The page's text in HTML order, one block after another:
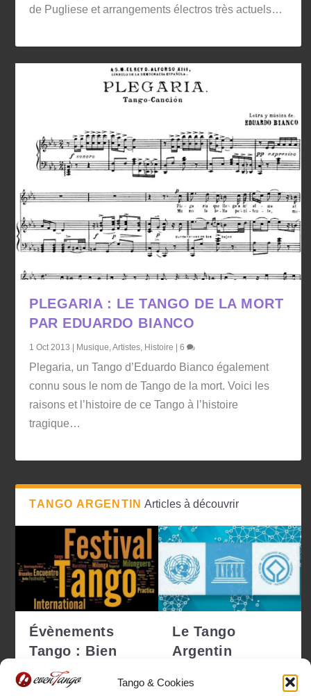
Tango & Cookies
de Pugliese et arrangements électros très actuels…
PLEGARIA : LE TANGO DE LA MORT
PAR EDUARDO BIANCO
1 Oct 2013 | Musique ,Artistes Histoire |6
Plegaria, un Tango d’Eduardo Bianco également
connu sous le nom de Tango de la mort. Voici les
raisons et l’histoire de ce Tango à l’histoire
tragique…
TANGO ARGENTIN Articles à découvrir
Évènements
Tango : Bien
choisir pour ne
pas se tro...
Le Tango
Argentin
Patrimoine